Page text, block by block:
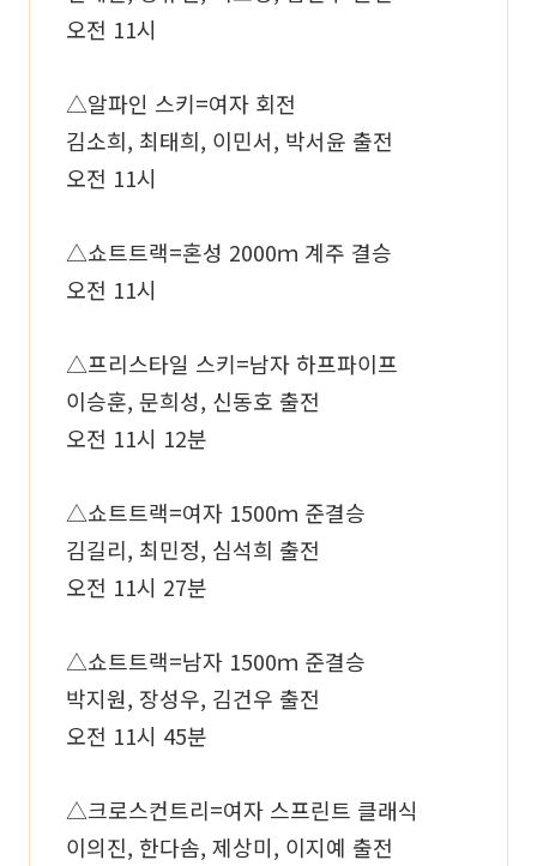
오전 11시
△알파인 스키=여자 회전
김소희, 최태희, 이민서, 박서윤 출전
오전 11시
△쇼트트랙=혼성 2000ｍ 계주 결승
오전 11시
△프리스타일 스키=남자 하프파이프
이승훈, 문희성, 신동호 출전
오전 11시 12분
△쇼트트랙=여자 1500ｍ 준결승
김길리, 최민정, 심석희 출전
오전 11시 27분
△쇼트트랙=남자 1500ｍ 준결승
박지원, 장성우, 김건우 출전
오전 11시 45분
△크로스컨트리=여자 스프린트 클래식
이의진, 한다솜, 제상미, 이지예 출전